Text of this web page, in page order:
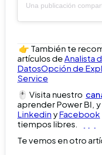
Una publicación
👉 También te
artículos deAnalista
DatosOpción de
Service
🖱️ Visita nuestro
aprender Power BI, y
Linkedin yFacebook
tiempos libres.
Te vemos en otro